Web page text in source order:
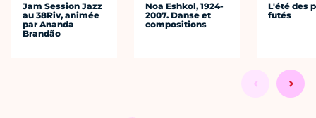
Jam Session Jazz
au 38Riv, animée
par Ananda
Brandão
Noa Eshkol, 1924-
2007. Danse et
compositions
L'été des
futés